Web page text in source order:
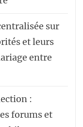
sur
et leurs
entre
:
forums et